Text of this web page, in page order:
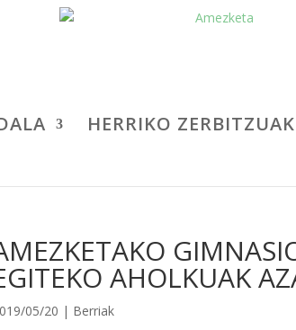
HERRIKO ZERBITZUAK
AHOLKUAK
05/20 | Berriak